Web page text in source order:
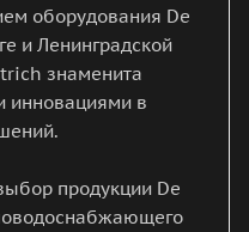
оборудования De
и Ленинградской
знаменита
инновациями в
продукции De